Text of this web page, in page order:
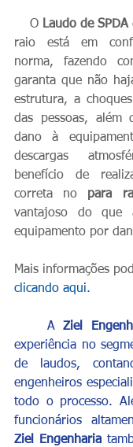
    O
Laudo de SPDA
raio está em
norma, fazendo
garanta que não
estrutura, a
das pessoas, além
dano à
descargas
benefício de
correta no para
vantajoso do que
equipamento por
Mais informações
clicando aqui.
    A
Ziel
experiência no
de laudos,
engenheiros
todo o processo.
Ziel Engenharia